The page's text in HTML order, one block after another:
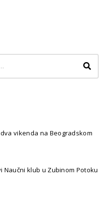
vikenda na Beogradskom
Naučni klub u Zubinom Potoku